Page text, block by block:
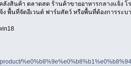
งสินค้า ตลาดสด ร้านค้าขายอาหารกลางแจ้ง โ
พื้นที่จัดอีเวนต์ ฟาร์มสัตว์ หรือพื้นที่ต้องการระบ
product/